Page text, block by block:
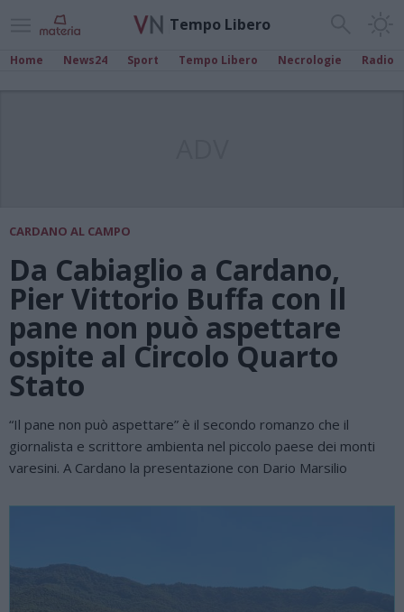
Tempo Libero
Home News24 Sport Tempo Libero Necrologie Radio
CARDANO AL CAMPO
Da Cabiaglio a Cardano,
Pier Vittorio Buffa con Il
pane non può aspettare
ospite al Circolo Quarto
Stato
“Il pane non può aspettare” è il secondo romanzo che il
giornalista e scrittore ambienta nel piccolo paese dei monti
varesini. A Cardano la presentazione con Dario Marsilio